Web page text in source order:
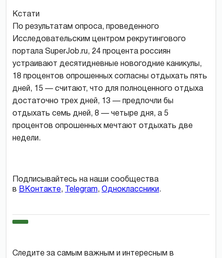
Кстати
По результатам опроса, проведенного
Исследовательским центром рекрутингового
портала SuperJob.ru, 24 процента россиян
устраивают десятидневные новогодние каникулы,
18 процентов опрошенных согласны отдыхать пять
дней, 15 — считают, что для полноценного отдыха
достаточно трех дней, 13 — предпочли бы
отдыхать семь дней, 8 — четыре дня, а 5
процентов опрошенных мечтают отдыхать две
недели.
Подписывайтесь на наши сообщества
в ВКонтакте, Telegram, Одноклассники.
Следите за самым важным и интересным в